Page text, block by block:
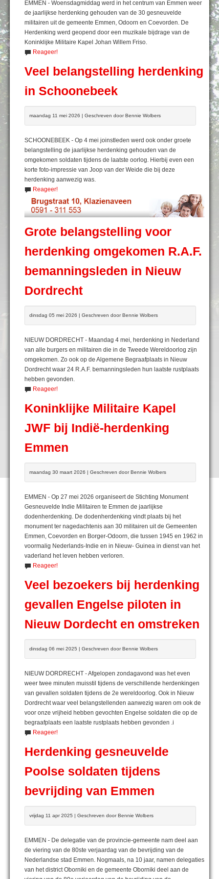
EMMEN - Woensdagmiddag werd in het centrum van Emmen weer
de jaarlijkse herdenking gehouden van de 30 gesneuvelde
militairen uit de gemeente Emmen, Odoorn en Coevorden. De
Herdenking werd geopend door een muzikale bijdrage van de
Koninklijke Militaire Kapel Johan Willem Friso.
Reageer!
Veel belangstelling herdenking
in Schoonebeek
maandag 11 mei 2026 | Geschreven door Bennie Wolbers
SCHOONEBEEK - Op 4 mei joinstleden werd ook onder groete
belangstelling de jaarlijkse herdenking gehouden van de
omgekomen soldaten tijdens de laatste oorlog. Hierbij even een
korte foto-impressie van Joop van der Weide die bij deze
herdenking aanwezig was.
Reageer!
Grote belangstelling voor
herdenking omgekomen R.A.F.
bemanningsleden in Nieuw
Dordrecht
dinsdag 05 mei 2026 | Geschreven door Bennie Wolbers
NIEUW DORDRECHT - Maandag 4 mei, herdenking in Nederland
van alle burgers en militairen die in de Tweede Wereldoorlog zijn
omgekomen. Zo ook op de Algemene Begraafplaats in Nieuw
Dordrecht waar 24 R.A.F. bemanningsleden hun laatste rustplaats
hebben gevonden.
Reageer!
Koninklijke Militaire Kapel
JWF bij Indië-herdenking
Emmen
maandag 30 maart 2026 | Geschreven door Bennie Wolbers
EMMEN - Op 27 mei 2026 organiseert de Stichting Monument
Gesneuvelde Indie Militairen te Emmen de jaarlijkse
dodenherdenking. De dodenherdenking vindt plaats bij het
monument ter nagedachtenis aan 30 militairen uit de Gemeenten
Emmen, Coevorden en Borger-Odoorn, die tussen 1945 en 1962 in
voormalig Nederlands-Indie en in Nieuw- Guinea in dienst van het
vaderland het leven hebben verloren.
Reageer!
Veel bezoekers bij herdenking
gevallen Engelse piloten in
Nieuw Dordecht en omstreken
dinsdag 06 mei 2025 | Geschreven door Bennie Wolbers
NIEUW DORDRECHT - Afgelopen zondagavond was het even
weer twee minuten muisstil tijdens de verschillende herdenkingen
van gevallen soldaten tijdens de 2e wereldoorlog. Ook in Nieuw
Dordrecht waar veel belangstellenden aanwezig waren om ook de
voor onze vrijheid hebben gevochten Engelse soldaten die op de
begraafplaats een laatste rustplaats hebben gevonden .i
Reageer!
Herdenking gesneuvelde
Poolse soldaten tijdens
bevrijding van Emmen
vrijdag 11 apr 2025 | Geschreven door Bennie Wolbers
EMMEN - De delegatie van de provincie-gemeente nam deel aan
de viering van de 80ste verjaardag van de bevrijding van de
Nederlandse stad Emmen. Nogmaals, na 10 jaar, namen delegaties
van het district Oborniki en de gemeente Oborniki deel aan de